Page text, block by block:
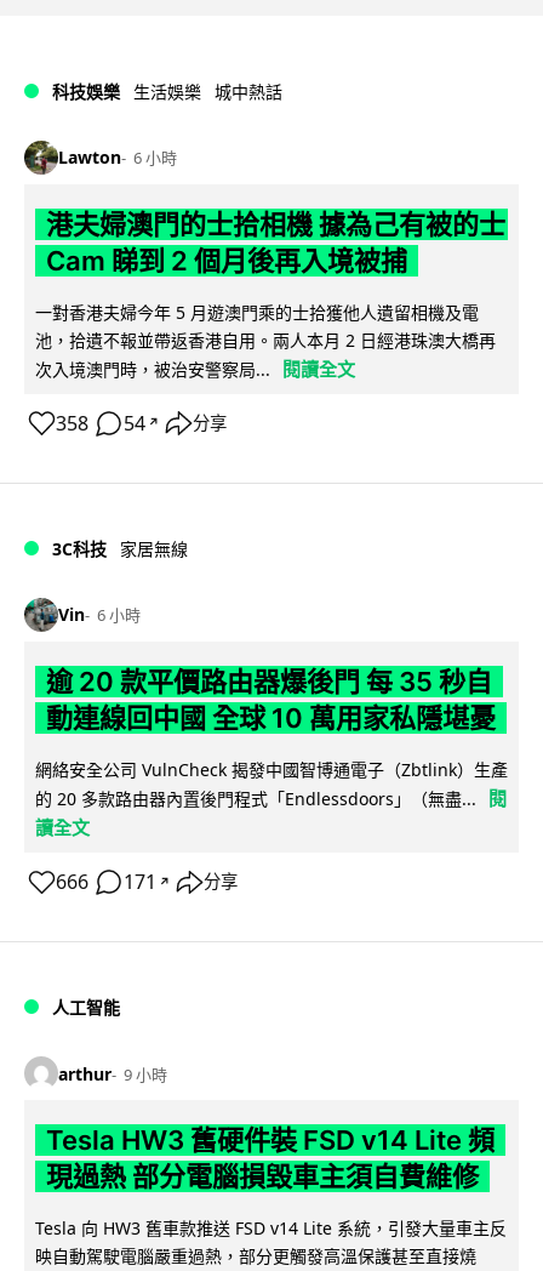
科技娛樂 生活娛樂 城中熱話
Lawton 6 小時
港夫婦澳門的士拾相機 據為己有被的士
Cam 睇到 2 個月後再入境被捕
一對香港夫婦今年 5 月遊澳門乘的士拾獲他人遺留相機及電
池，拾遺不報並帶返香港自用。兩人本月 2 日經港珠澳大橋再
次入境澳門時，被治安警察局...
閱讀全文
358 54 ↗ 分享
3C科技 家居無線
Vin 6 小時
逾 20 款平價路由器爆後門 每 35 秒自
動連線回中國 全球 10 萬用家私隱堪憂
網絡安全公司 VulnCheck 揭發中國智博通電子（Zbtlink）生產
的 20 多款路由器內置後門程式「Endlessdoors」（無盡...
閱
讀全文
666 171 ↗ 分享
人工智能
arthur 9 小時
Tesla HW3 舊硬件裝 FSD v14 Lite 頻
現過熱 部分電腦損毀車主須自費維修
Tesla 向 HW3 舊車款推送 FSD v14 Lite 系統，引發大量車主反
映自動駕駛電腦嚴重過熱，部分更觸發高溫保護甚至直接燒